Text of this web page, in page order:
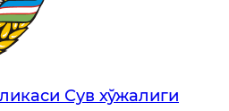
Сув хўжалиги